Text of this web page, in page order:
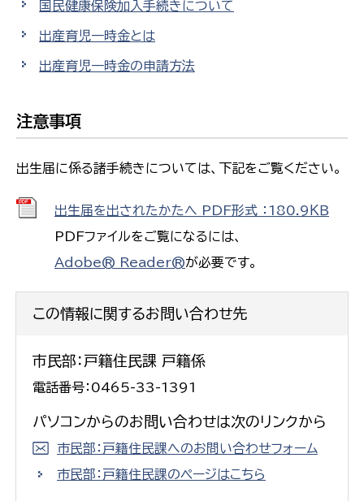
国民健康保険加入手続きについて
出産育児一時金とは
出産育児一時金の申請方法
注意事項
出生届に係る諸手続きについては、下記をご覧ください。
出生届を出されたかたへ PDF形式 ：180.9ＫＢ
PDFファイルをご覧になるには、
Adobe® Reader®が必要です。
この情報に関するお問い合わせ先
市民部：戸籍住民課 戸籍係
電話番号：0465-33-1391
パソコンからのお問い合わせは次のリンクから
市民部：戸籍住民課へのお問い合わせフォーム
市民部：戸籍住民課のページはこちら